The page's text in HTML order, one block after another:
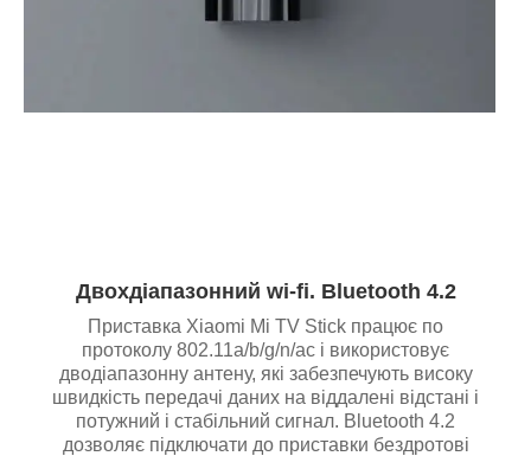
Двохдіапазонний wi-fi. Bluetooth 4.2
Приставка Xiaomi Mi TV Stick працює по
протоколу 802.11a/b/g/n/ac і використовує
дводіапазонну антену, які забезпечують високу
швидкість передачі даних на віддалені відстані і
потужний і стабільний сигнал. Bluetooth 4.2
дозволяє підключати до приставки бездротові